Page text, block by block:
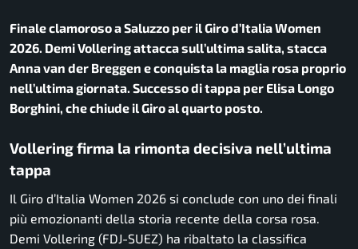
Finale clamoroso a Saluzzo per il Giro d’Italia Women
2026. Demi Vollering attacca sull’ultima salita, stacca
Anna van der Breggen e conquista la maglia rosa proprio
nell’ultima giornata. Successo di tappa per Elisa Longo
Borghini, che chiude il Giro al quarto posto.
Vollering firma la rimonta decisiva nell’ultima
tappa
Il Giro d’Italia Women 2026 si conclude con uno dei finali
più emozionanti della storia recente della corsa rosa.
Demi Vollering (FDJ-SUEZ) ha ribaltato la classifica